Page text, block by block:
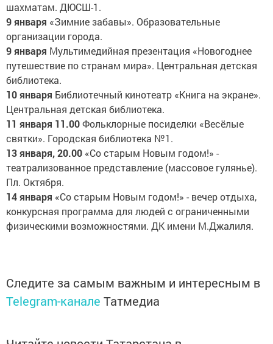
шахматам. ДЮСШ-1.
9 января «Зимние забавы». Образовательные
организации города.
9 января Мультимедийная презентация «Новогоднее
путешествие по странам мира». Центральная детская
библиотека.
10 января Библиотечный кинотеатр «Книга на экране».
Центральная детская библиотека.
11 января 11.00Фольклорные посиделки «Весёлые
святки». Городская библиотека №1.
13 января, 20.00 «Со старым Новым годом!» -
театрализованное представление (массовое гулянье).
Пл. Октября.
14 января «Со старым Новым годом!» - вечер отдыха,
конкурсная программа для людей с ограниченными
физическими возможностями. ДК имени М.Джалиля.
Следите за самым важным и интересным в
Telegram-канале Татмедиа